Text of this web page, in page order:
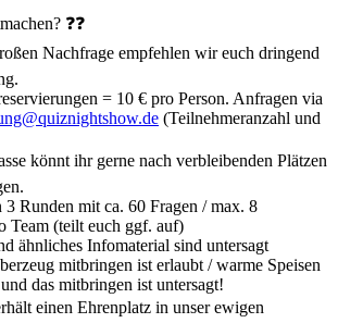
❓❓
Nachfrage empfehlen wir euch dringend
= 10 € pro Person. Anfragen via
(Teilnehmeranzahl und
könnt ihr gerne nach verbleibenden Plätzen
3 Runden mit ca. 60 Fragen / max. 8
Team (teilt euch ggf. auf)
ähnliches Infomaterial sind untersagt
mitbringen ist erlaubt / warme Speisen
das mitbringen ist untersagt!
einen Ehrenplatz in unser ewigen